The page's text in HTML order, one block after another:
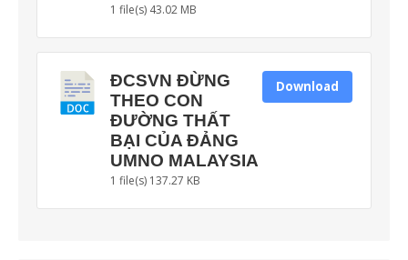
1 file(s) 43.02 MB
ĐCSVN ĐỪNG
THEO CON
ĐƯỜNG THẤT
BẠI CỦA ĐẢNG
UMNO MALAYSIA
1 file(s) 137.27 KB
Download